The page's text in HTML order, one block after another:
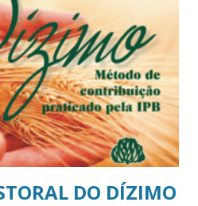
humano e da obra
dos ouvintes da Palavra ao
pois, a transcrição do
Lucas Guimarães – SE/SLI ┘•┌
PRÓPRIOS PARA PLANTAR O...
DO DÍZIMO